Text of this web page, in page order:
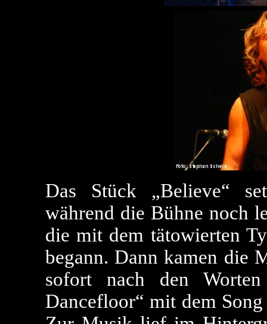
Das Stück „Believe“
während die Bühne noch
die mit dem tätowierten
begann. Dann kamen die
sofort nach den
Dancefloor“ mit dem